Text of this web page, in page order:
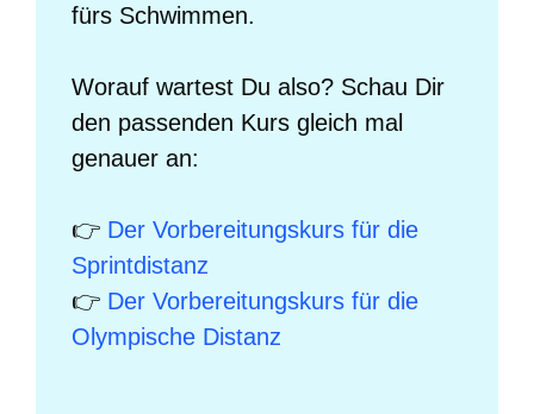
fürs Schwimmen.
Worauf wartest Du also? Schau Dir
den passenden Kurs gleich mal
genauer an:
👉 Der Vorbereitungskurs für die
Sprintdistanz
👉 Der Vorbereitungskurs für die
Olympische Distanz